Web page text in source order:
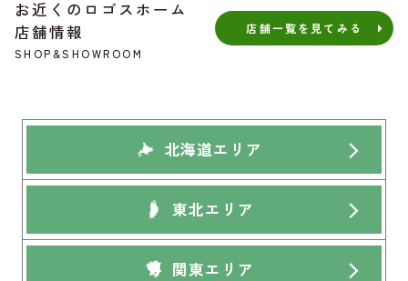
お近くのロゴスホーム
店舗情報
SHOP&SHOWROOM
店舗一覧を見てみる
北海道エリア
東北エリア
関東エリア